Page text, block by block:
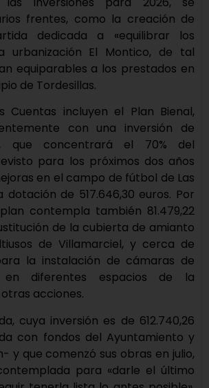
frentes, como la creación de
dedicada a «equilibrar los
urbanización El Montico, de tal
equiparables a los prestados en
de Tordesillas.
Cuentas incluyen el Plan Bienal,
con una inversión de
que concentrará el 70% del
para los próximos dos años
en el campo de fútbol de Las
dotación de 517.646,30 euros. Por
contempla también 81.479,22
de la cubierta de amianto
de Villamarciel, y cerca de
la instalación de cámaras de
en diferentes espacios de la
acciones.
cuya inversión es de 612.740,26
con fondos del Ayuntamiento y
y que comenzó sus obras en julio,
para «darle el último